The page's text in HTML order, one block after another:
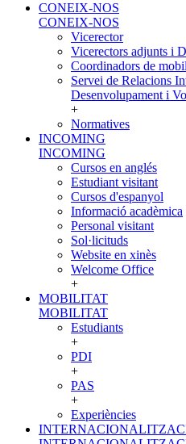
CONEIX-NOS
CONEIX-NOS
Vicerector
Vicerectors adjunts i
Coordinadors de
Servei de Relacions
Desenvolupament i
+
Normatives
INCOMING
INCOMING
Cursos en anglés
Estudiant visitant
Cursos d'espanyol
Informació acadèmica
Personal visitant
Sol·licituds
Website en xinès
Welcome Office
+
MOBILITAT
MOBILITAT
Estudiants
+
PDI
+
PAS
+
Experiències